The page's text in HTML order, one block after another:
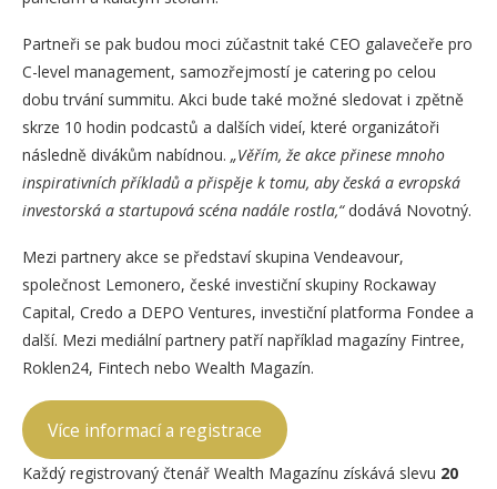
Partneři se pak budou moci zúčastnit také CEO galavečeře pro
C-level management, samozřejmostí je catering po celou
dobu trvání summitu. Akci bude také možné sledovat i zpětně
skrze 10 hodin podcastů a dalších videí, které organizátoři
následně divákům nabídnou. „Věřím, že akce přinese mnoho
inspirativních příkladů a přispěje k tomu, aby česká a evropská
investorská a startupová scéna nadále rostla,“dodává Novotný.
Mezi partnery akce se představí skupina Vendeavour,
společnost Lemonero, české investiční skupiny Rockaway
Capital, Credo a DEPO Ventures, investiční platforma Fondee a
další. Mezi mediální partnery patří například magazíny Fintree,
Roklen24, Fintech nebo Wealth Magazín.
Více informací a registrace
Každý registrovaný čtenář Wealth Magazínu získává slevu 20